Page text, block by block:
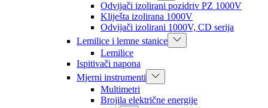
Odvijači izolirani pozidriv PZ 1000V
Kliješta izolirana 1000V
Odvijači izolirani 1000V, CD serija
Lemilice i lemne stanice
Lemilice
Ispitivači napona
Mjerni instrumenti
Multimetri
Brojila električne energije